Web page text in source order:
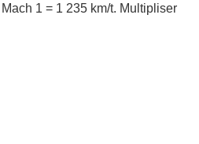
1 = 1 235 km/t. Multipliser